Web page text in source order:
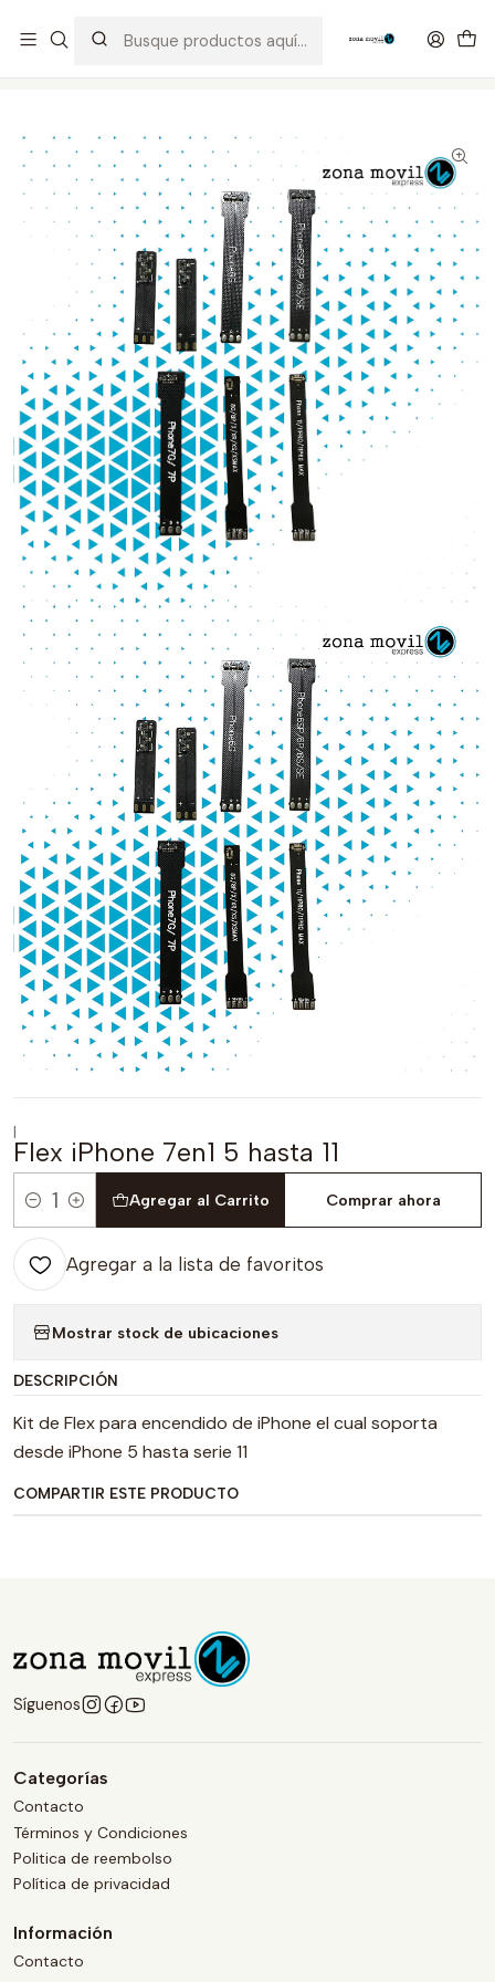
|
Flex iPhone 7en1 5 hasta 11
Cantidad
Agregar al Carrito Comprar ahora
Agregar a la lista de favoritos
Mostrar stock de ubicaciones
DESCRIPCIÓN
Kit de Flex para encendido de iPhone el cual soporta
desde iPhone 5 hasta serie 11
COMPARTIR ESTE PRODUCTO
Síguenos
Categorías
Contacto
Términos y Condiciones
Politica de reembolso
Política de privacidad
Información
Contacto